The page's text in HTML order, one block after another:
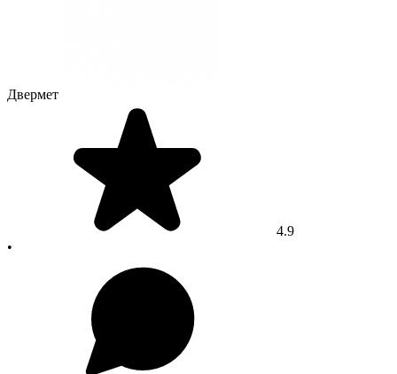
Двермет
4.9
•